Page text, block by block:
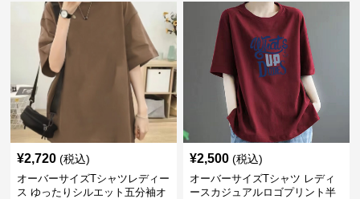
¥2,720 (税込)
オーバーサイズTシャツレディー
ス ゆったりシルエット五分袖オ
¥2,500 (税込)
オーバーサイズTシャツ レディ
ースカジュアルロゴプリント半